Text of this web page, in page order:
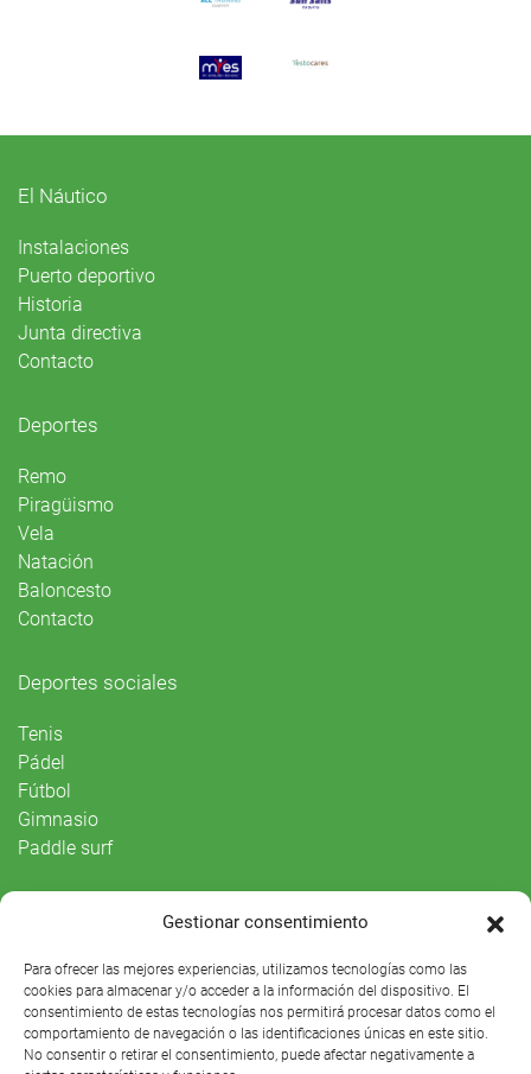
Gestionar consentimiento
Para ofrecer las mejores experiencias, utilizamos tecnologías como las
cookies para almacenar y/o acceder a la información del dispositivo. El
consentimiento de estas tecnologías nos permitirá procesar datos como el
comportamiento de navegación o las identificaciones únicas en este sitio.
No consentir o retirar el consentimiento, puede afectar negativamente a
El Náutico
Instalaciones
Puerto deportivo
Historia
Junta directiva
Contacto
Deportes
Remo
Piragüismo
Vela
Natación
Baloncesto
Contacto
Deportes sociales
Tenis
Pádel
Fútbol
Gimnasio
Paddle surf
Agenda